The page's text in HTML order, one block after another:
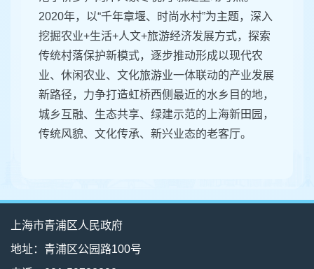
2020年，以“千年章堰、时尚水村”为主题，深入
挖掘农业+生活+人文+旅游经济发展方式，探索
传统村落保护新模式，逐步推动形成以现代农
业、休闲农业、文化旅游业一体联动的产业发展
新路径，力争打造虹桥西侧最近的水乡目的地，
城乡互融、生态共享、绿建示范的上海新田园，
传统风貌、文化传承、新兴业态的老客厅。
上海市青浦区人民政府
地址：青浦区公园路100号